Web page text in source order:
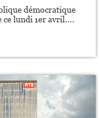
démocratique
ce lundi 1er avril....